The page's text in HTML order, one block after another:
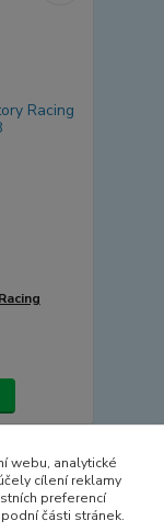
webu, analytické
cílení reklamy
preferencí
části stránek.